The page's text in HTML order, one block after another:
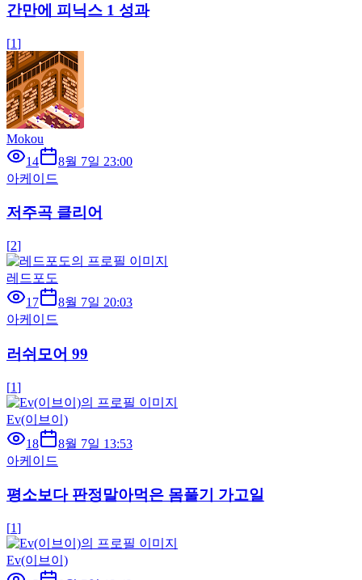
간만에 피닉스 1 성과
[1]
Mokou
14
8월 7일 23:00
아케이드
저주곡 클리어
[2]
레드포도
17
8월 7일 20:03
아케이드
러쉬모어 99
[1]
Ev(이브이)
18
8월 7일 13:53
아케이드
평소보다 판정말아먹은 몸풀기 가고일
[1]
Ev(이브이)